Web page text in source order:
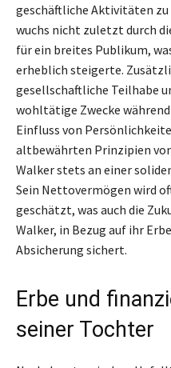
geschäftliche Aktivitäten zu
wuchs nicht zuletzt durch
für ein breites Publikum,
erheblich steigerte.
gesellschaftliche Teilhabe
wohltätige Zwecke
Einfluss von
altbewährten Prinzipien
Walker stets an einer
Sein Nettovermögen wird
geschätzt, was auch die
Walker, in Bezug auf ihr
Absicherung sichert.
Erbe und
seiner Tochter